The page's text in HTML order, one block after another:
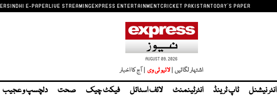
SINDHI E-PAPERLIVE STREAMINGEXPRESS ENTERTAINMENTCRICKET PAKISTANTODAY'S PAPER
AUGUST 09, 2026
اشتہار لگائیں | | آج کا اخبار
انٹر نیشنل ٹاپ ٹرینڈ انٹرٹینمنٹ لائف اسٹائل فیکٹ چیک صحت دلچسپ و عجیب